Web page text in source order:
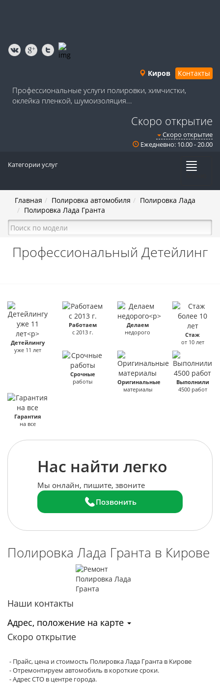
Киров Контакты
Профессиональные услуги полировки, химчистки,
оклейка пленкой, шумоизоляция...
Скоро открытие
Скоро открытие
Ежедневно: 10.00 - 20.00
Категории услуг
Главная Полировка автомобиля
Полировка Лада
Полировка Лада Гранта
Профессиональный Детейлинг
Детейлингу
уже 11 лет
Работаем
с 2013 г.
Делаем
недорого
Стаж
от 10 лет
Срочные
работы
Оригинальные
материалы
Выполнили
4500 работ
Гарантия
на все
Нас найти легко
Мы онлайн, пишите, звоните
Позвонить
Полировка Лада Гранта в Кирове
Наши контакты
Адрес, положение на карте
Скоро открытие
- Прайс, цена и стоимость Полировка Лада Гранта в Кирове
- Отремонтируем автомобиль в короткие сроки.
- Адрес СТО в центре города.